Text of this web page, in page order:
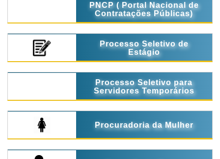
PNCP ( Portal Nacional de
Contratações Públicas)
Processo Seletivo de
Estágio
Processo Seletivo para
Servidores Temporários
Procuradoria da Mulher